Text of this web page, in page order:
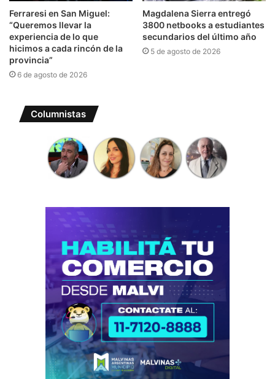
Ferraresi en San Miguel:
“Queremos llevar la
experiencia de lo que
hicimos a cada rincón de la
provincia”
6 de agosto de 2026
Magdalena Sierra entregó
3800 netbooks a estudiantes
secundarios del último año
5 de agosto de 2026
Columnistas